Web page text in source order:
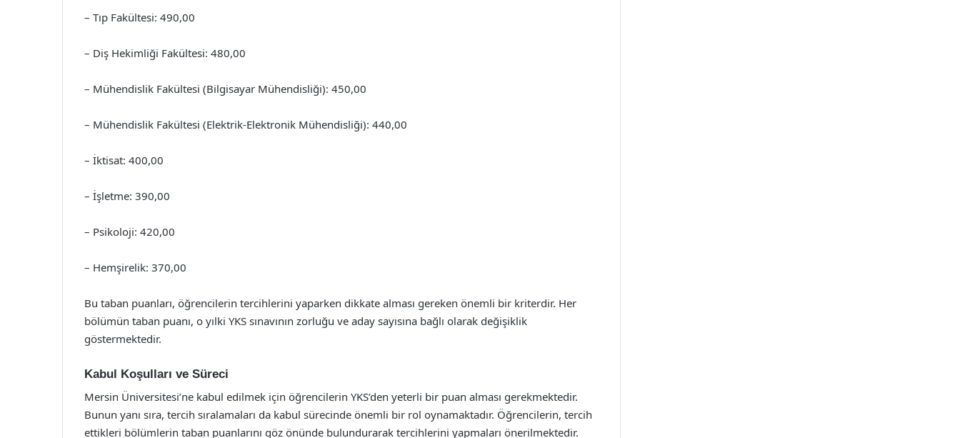
– Tıp Fakültesi: 490,00
– Diş Hekimliği Fakültesi: 480,00
– Mühendislik Fakültesi (Bilgisayar Mühendisliği): 450,00
– Mühendislik Fakültesi (Elektrik-Elektronik Mühendisliği): 440,00
– İktisat: 400,00
– İşletme: 390,00
– Psikoloji: 420,00
– Hemşirelik: 370,00
Bu taban puanları, öğrencilerin tercihlerini yaparken dikkate alması gereken önemli bir kriterdir. Her
bölümün taban puanı, o yılki YKS sınavının zorluğu ve aday sayısına bağlı olarak değişiklik
göstermektedir.
Kabul Koşulları ve Süreci
Mersin Üniversitesi’ne kabul edilmek için öğrencilerin YKS’den yeterli bir puan alması gerekmektedir.
Bunun yanı sıra, tercih sıralamaları da kabul sürecinde önemli bir rol oynamaktadır. Öğrencilerin, tercih
ettikleri bölümlerin taban puanlarını göz önünde bulundurarak tercihlerini yapmaları önerilmektedir.